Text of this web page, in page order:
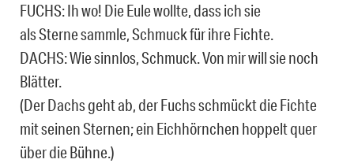
FUCHS: Ih wo! Die Eule wollte, dass ich sie
als Sterne sammle, Schmuck für ihre Fichte.
DACHS: Wie sinnlos, Schmuck. Von mir will sie noch
Blätter.
(Der Dachs geht ab, der Fuchs schmückt die Fichte
mit seinen Sternen; ein Eichhörnchen hoppelt quer
über die Bühne.)